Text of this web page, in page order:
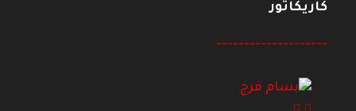
كاريكاتور
--------------------